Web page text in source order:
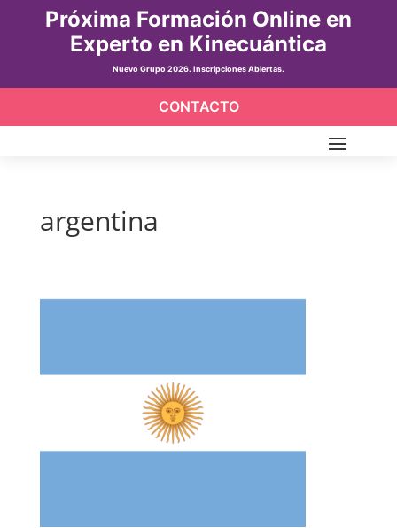
Próxima Formación Online en
Experto en Kinecuántica
Nuevo Grupo 2026. Inscripciones Abiertas.
CONTACTO
argentina